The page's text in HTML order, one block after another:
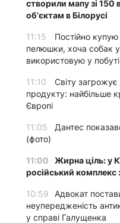
створили мапу зі 150
обʼєктам в Білорусі
11:15
Постійно
пелюшки, хоча собак
використовую у побуті
11:10
Світу
продукту: найбільше
Європі
11:05
Дантес
(фото)
11:00
Жирна ціль: у
російський комплекс
10:59
Адвокат
неупередженість
у справі Галущенка